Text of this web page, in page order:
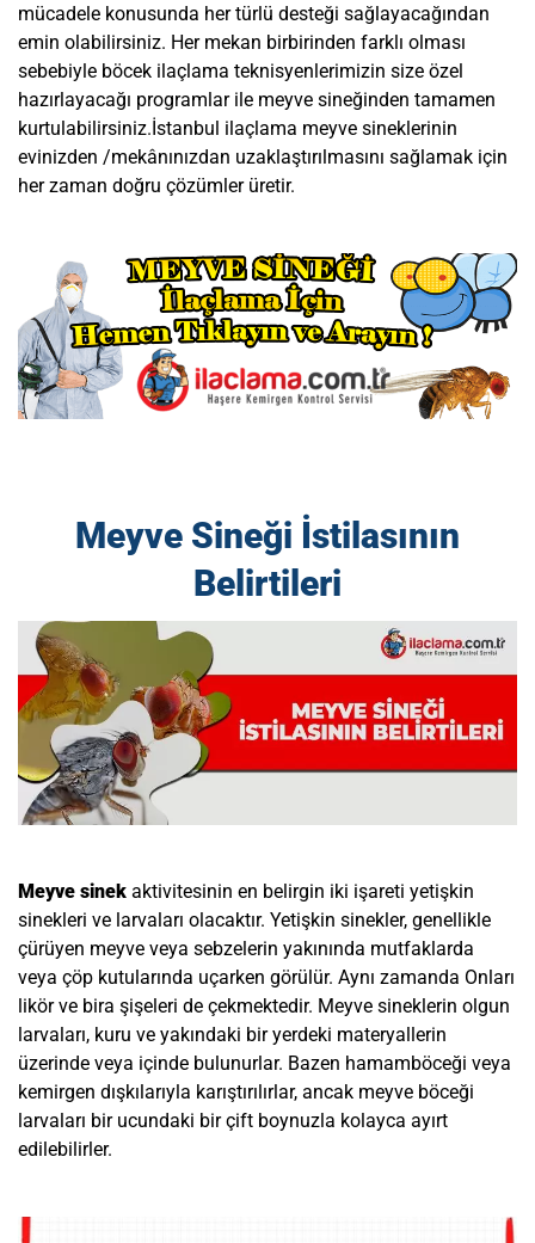
mücadele konusunda her türlü desteği sağlayacağından
emin olabilirsiniz. Her mekan birbirinden farklı olması
sebebiyle böcek ilaçlama teknisyenlerimizin size özel
hazırlayacağı programlar ile meyve sineğinden tamamen
kurtulabilirsiniz.İstanbul ilaçlama meyve sineklerinin
evinizden /mekânınızdan uzaklaştırılmasını sağlamak için
her zaman doğru çözümler üretir.
Meyve Sineği İstilasının
Belirtileri
Meyve sinek aktivitesinin en belirgin iki işareti yetişkin
sinekleri ve larvaları olacaktır. Yetişkin sinekler, genellikle
çürüyen meyve veya sebzelerin yakınında mutfaklarda
veya çöp kutularında uçarken görülür. Aynı zamanda Onları
likör ve bira şişeleri de çekmektedir. Meyve sineklerin olgun
larvaları, kuru ve yakındaki bir yerdeki materyallerin
üzerinde veya içinde bulunurlar. Bazen hamamböceği veya
kemirgen dışkılarıyla karıştırılırlar, ancak meyve böceği
larvaları bir ucundaki bir çift boynuzla kolayca ayırt
edilebilirler.